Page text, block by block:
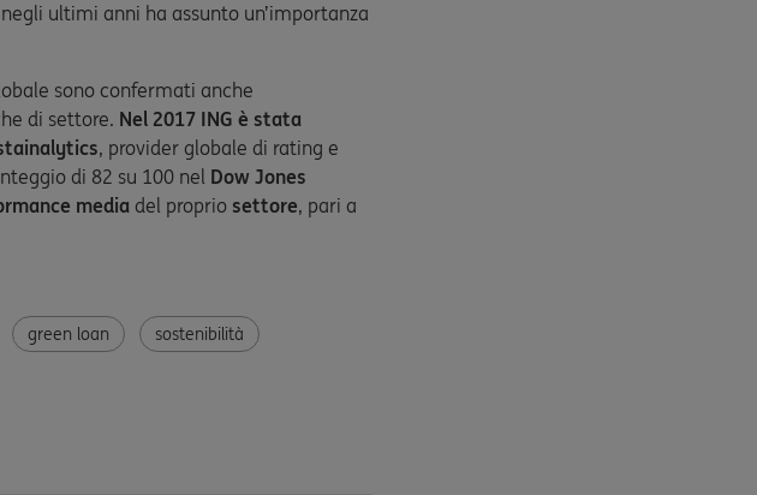
ultimi anni ha assunto un’importanza
sono confermati anche
di settore. Nel 2017 ING è stata
, provider globale di rating e
di 82 su 100 nel Dow Jones
media del proprio settore, pari a
green loan sostenibilità